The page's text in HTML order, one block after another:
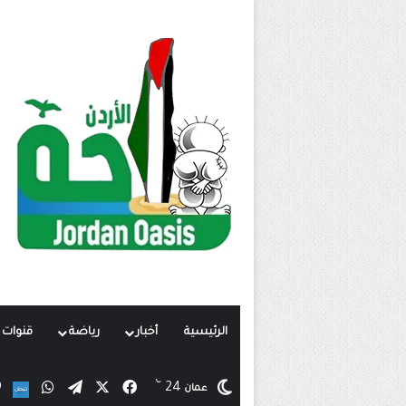
الرئيسية أخبار رياضة قنوات
عمان 24
℃ فيسبوك تيلقرام